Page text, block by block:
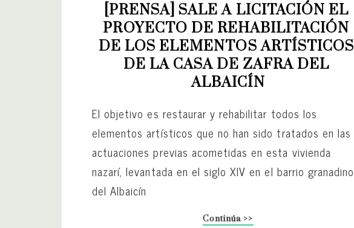
[PRENSA] SALE A LICITACIÓN EL
PROYECTO DE REHABILITACIÓN
DE LOS ELEMENTOS ARTÍSTICOS
DE LA CASA DE ZAFRA DEL
ALBAICÍN
El objetivo es restaurar y rehabilitar todos los
elementos artísticos que no han sido tratados en las
actuaciones previas acometidas en esta vivienda
nazarí, levantada en el siglo XIV en el barrio granadino
del Albaicín
Continúa >>